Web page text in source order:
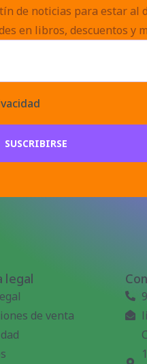
de noticias para estar al
en libros, descuentos y
SUSCRIBIRSE
legal
de venta